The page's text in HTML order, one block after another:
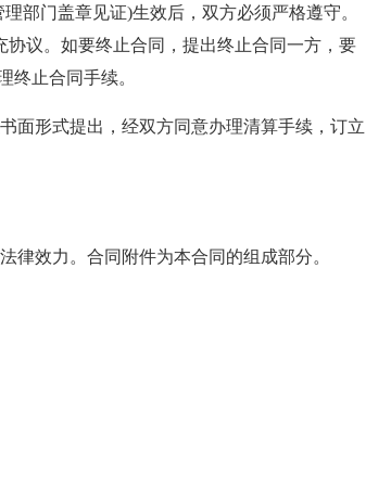
部门盖章见证)生效后，双方必须严格遵守。
议。如要终止合同，提出终止合同一方，要
终止合同手续。
面形式提出，经双方同意办理清算手续，订立
律效力。合同附件为本合同的组成部分。